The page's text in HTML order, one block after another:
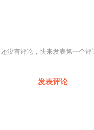
还没有评论，快来发表第一个评
发表评论